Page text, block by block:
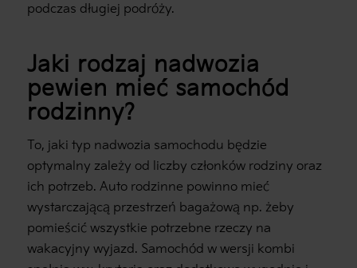
podczas długiej podróży.
Jaki rodzaj nadwozia
pewien mieć samochód
rodzinny?
To, jaki typ nadwozia samochodu będzie
optymalny zależy od liczby członków rodziny oraz
ich potrzeb. Auto rodzinne powinno mieć
wystarczającą przestrzeń bagażową np. żeby
pomieścić wszystkie potrzebne rzeczy na
wakacyjny wyjazd. Samochód w wersji kombi